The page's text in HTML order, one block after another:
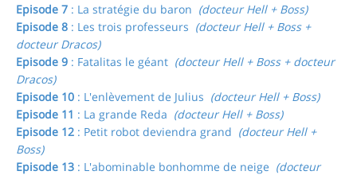
Episode 7 : La stratégie du baron (docteur Hell + Boss)
Episode 8 : Les trois professeurs (docteur Hell + Boss +
docteur Dracos)
Episode 9 : Fatalitas le géant (docteur Hell + Boss + docteur
Dracos)
Episode 10 : L'enlèvement de Julius (docteur Hell + Boss)
Episode 11 : La grande Reda (docteur Hell + Boss)
Episode 12 : Petit robot deviendra grand (docteur Hell +
Boss)
Episode 13 : L'abominable bonhomme de neige (docteur